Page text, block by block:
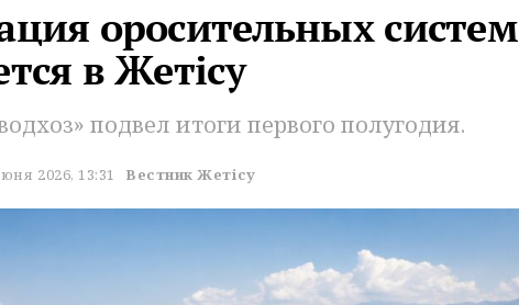
оросительных систем
в Жетiсу
подвел итоги первого полугодия.
2026, 13:31 Вестник Жетісу